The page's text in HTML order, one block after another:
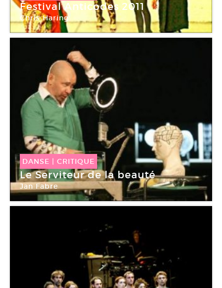
Festival Anticodes 2011
Chris Haring
Chaillot
DANSE | CRITIQUE
Le Serviteur de la beauté
Jan Fabre
Chaillot